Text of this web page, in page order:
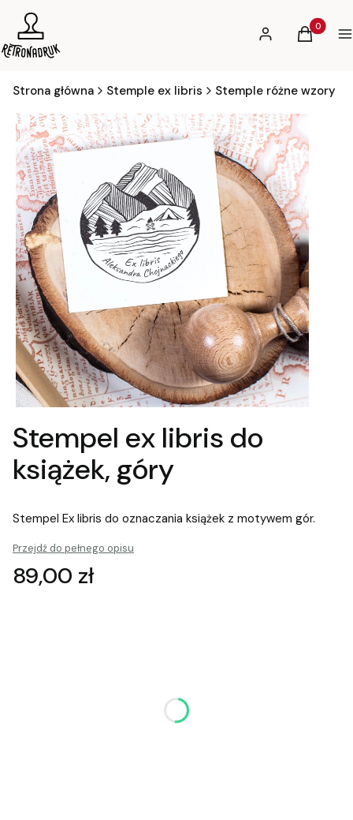
Zaloguj sięProdukty
Koszyk
Strona główna Stemple ex libris Stemple różne wzory
Stempel ex libris do
książek, góry
Stempel Ex libris do oznaczania książek z motywem gór.
Przejdź do pełnego opisu
Cena
89,00 zł
Podaj tekst do personalizacji